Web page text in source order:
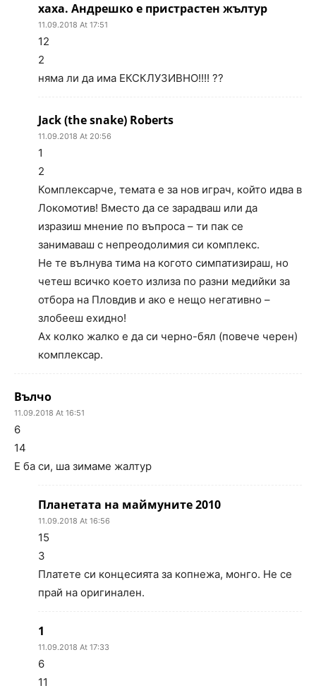
хаха. Андрешко е пристрастен жълтур
11.09.2018 At 17:51
12
2
няма ли да има ЕКСКЛУЗИВНО!!!! ??
Jack (the snake) Roberts
11.09.2018 At 20:56
1
2
Комплексарче, темата е за нов играч, който идва в
Локомотив! Вместо да се зарадваш или да
изразиш мнение по въпроса – ти пак се
занимаваш с непреодолимия си комплекс.
Не те вълнува тима на когото симпатизираш, но
четеш всичко което излиза по разни медийки за
отбора на Пловдив и ако е нещо негативно –
злобееш ехидно!
Ах колко жалко е да си черно-бял (повече черен)
комплексар.
Вълчо
11.09.2018 At 16:51
6
14
Е ба си, ша зимаме жалтур
Планетата на маймуните 2010
11.09.2018 At 16:56
15
3
Платете си концесията за копнежа, монго. Не се
прай на оригинален.
1
11.09.2018 At 17:33
6
11